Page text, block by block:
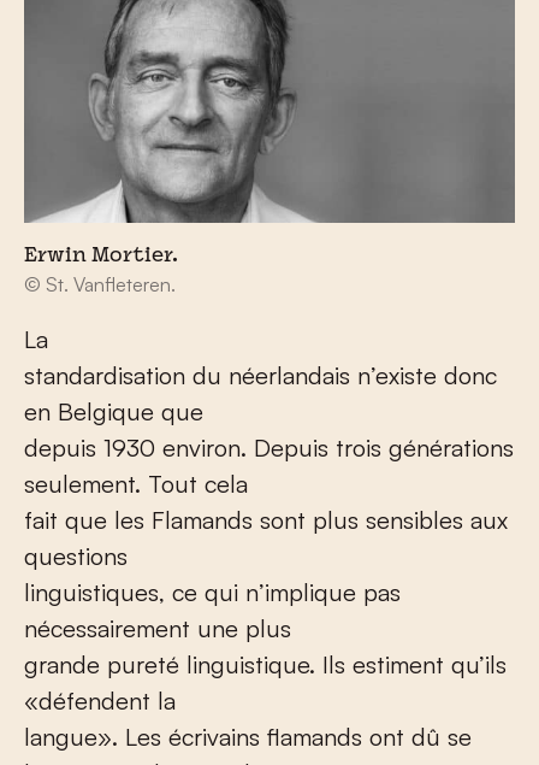
Erwin Mortier.
© St. Vanfleteren.
La
standardisation du néerlandais n’existe donc
en Belgique que
depuis 1930 environ. Depuis trois générations
seulement. Tout cela
fait que les Flamands sont plus sensibles aux
questions
linguistiques, ce qui n’implique pas
nécessairement une plus
grande pureté linguistique. Ils estiment qu’ils
«défendent la
langue». Les écrivains flamands ont dû se